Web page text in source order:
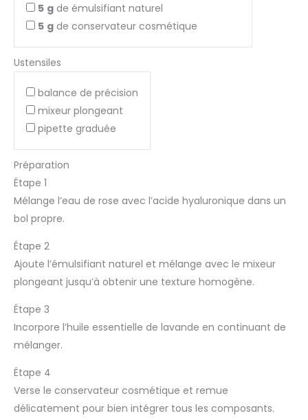
5 g de émulsifiant naturel
5 g de conservateur cosmétique
Ustensiles
balance de précision
mixeur plongeant
pipette graduée
Préparation
Étape 1
Mélange l’eau de rose avec l’acide hyaluronique dans un
bol propre.
Étape 2
Ajoute l’émulsifiant naturel et mélange avec le mixeur
plongeant jusqu’à obtenir une texture homogène.
Étape 3
Incorpore l’huile essentielle de lavande en continuant de
mélanger.
Étape 4
Verse le conservateur cosmétique et remue
délicatement pour bien intégrer tous les composants.